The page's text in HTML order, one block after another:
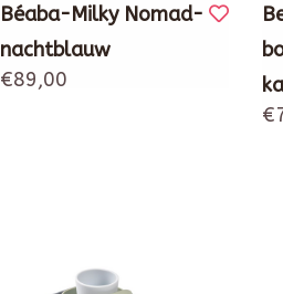
Béaba-Milky Nomad-
nachtblauw
€89,00